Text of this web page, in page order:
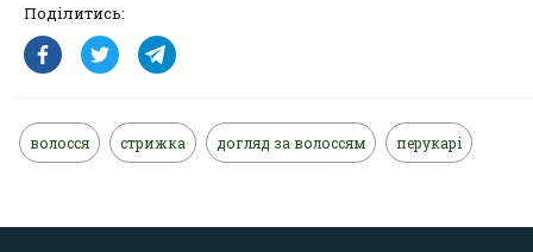
Поділитись:
волосся стрижка догляд за волоссям перукарі